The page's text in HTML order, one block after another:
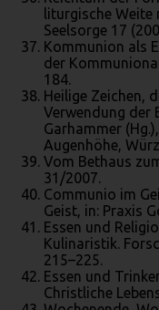
liturgische Weite
Seelsorge 17
Kommunion als
der
184.
Heilige Zeichen,
Verwendung der
Garhammer
Augenhöhe,
Vom Bethaus
31/2007.
Communio im
Geist, in: Praxis
Essen und
Kulinaristik.
215–225.
Essen und
Christliche